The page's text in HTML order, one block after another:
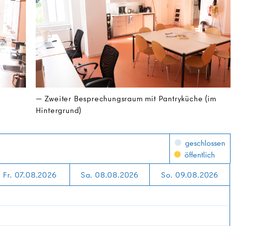
Zweiter Besprechungsraum mit Pantryküche (im
Hintergrund)
geschlossen
öffentlich
Fr. 07.08.2026 Sa. 08.08.2026 So. 09.08.2026